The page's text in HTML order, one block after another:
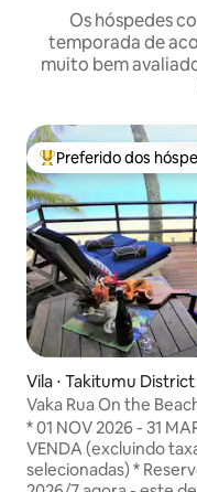
Os hóspedes
temporada de
muito bem
Entre os melhores
Preferido dos
Vila ⋅ Takitumu District
Vaka Rua On the
* 01 NOV 2026 - 31
VENDA (excluindo taxas/datas
selecionadas) * Reserve sua estadia